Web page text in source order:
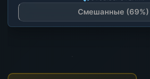
Смешанные (69%)